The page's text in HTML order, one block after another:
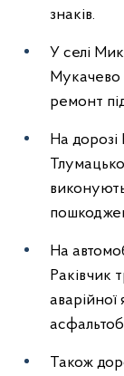
знаків.
У селі
Мукачево
ремонт
На дорозі
На
Раківчик
аварійної
Також